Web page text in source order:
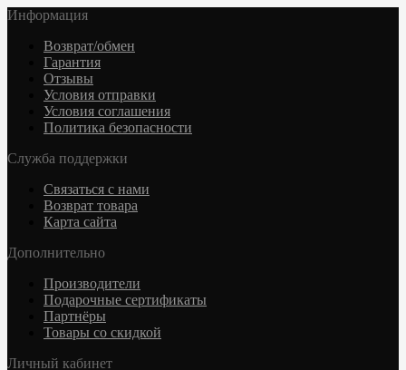
Информация
Возврат/обмен
Гарантия
Отзывы
Условия отправки
Условия соглашения
Политика безопасности
Служба поддержки
Связаться с нами
Возврат товара
Карта сайта
Дополнительно
Производители
Подарочные сертификаты
Партнёры
Товары со скидкой
Личный кабинет